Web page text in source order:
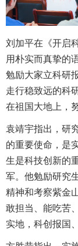
刘加平在《开启
用朴实而真挚的
勉励大家立科研
走行稳致远的科
在祖国大地上，
袁靖宇指出，研
的重要使命，是
生是科技创新的
军。他勉励研究
精神和考察紫金
敢担当、能吃苦
实地，科创报国